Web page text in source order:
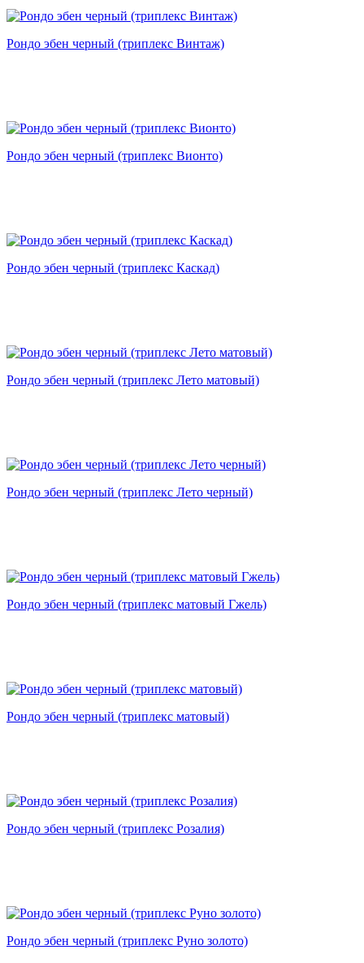
Рондо эбен черный (триплекс Винтаж)
Рондо эбен черный (триплекс Вионто)
Рондо эбен черный (триплекс Каскад)
Рондо эбен черный (триплекс Лето матовый)
Рондо эбен черный (триплекс Лето черный)
Рондо эбен черный (триплекс матовый Гжель)
Рондо эбен черный (триплекс матовый)
Рондо эбен черный (триплекс Розалия)
Рондо эбен черный (триплекс Руно золото)